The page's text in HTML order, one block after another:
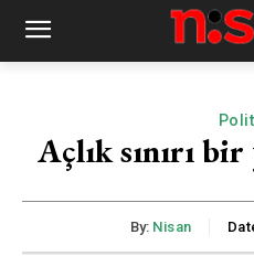
Açlık sınırı
By: Nisan